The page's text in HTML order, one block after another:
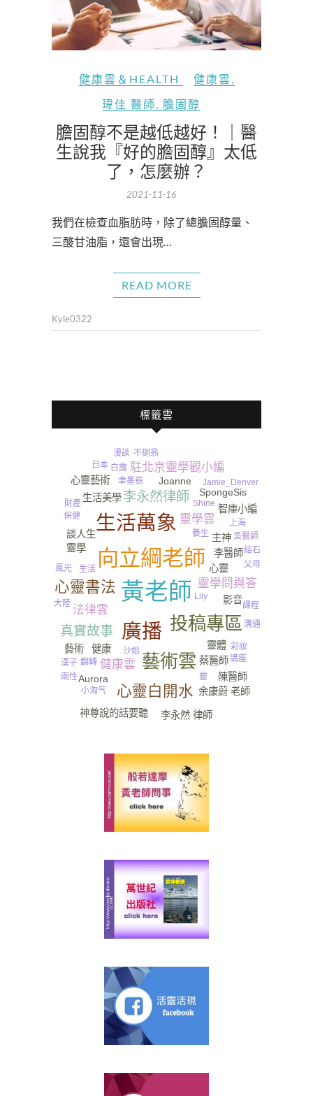
健康雲＆HEALTH 健康雲
瑋佳 醫師
膽固醇
膽固醇不是越低越好！｜醫
生說我『好的膽固醇』太低
了，怎麼辦？
2021-11-16
我們在檢查血脂肪時，除了總膽固醇量、
三酸甘油脂，還會出現…
READ MORE
Kyle0322
標籤雲
黃老師
向立綱老師
廣播
生活萬象
投稿專區
藝術雲
心靈白開水
心靈書法
李永然律師
真實故事
健康雲
靈學問與答
駐北京靈學觀小編
靈學雲
法律雲
心靈
李醫師
靈體
Joanne
神尊說的話要聽
靈學
蔡醫師
SpongeSis
主神
李永然 律師
影音
談人生
生活美學
Aurora
健康
陳醫師
余康蔚 老師
藝術
智庫小編
心靈藝術
養生
保健
上海
Lily
白露
翻轉
沙姐
聿墨翡
講座
風光 生活
吳醫師
小淘气
父母
課程
Jamie_Denver
大陸
彩妝
Shine
漫談
靈
溝通
財產
兩性
日本
結石
不倒翁
漢子